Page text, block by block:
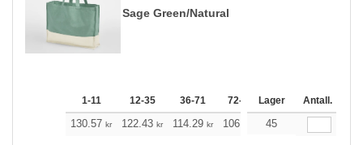
Sage Green/Natural
1-11 12-35 36-71 72-143 144-287 288 +
Lager Antall.
130.57 kr 122.43 kr 114.29 kr 106.15 98.01
45